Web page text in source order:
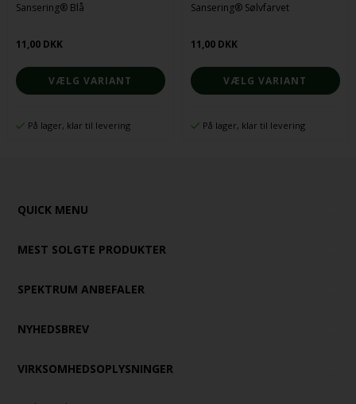
Sansering® Blå
11,00 DKK
VÆLG VARIANT
På lager, klar til levering
Sansering® Sølvfarvet
11,00 DKK
VÆLG VARIANT
På lager, klar til levering
QUICK MENU
MEST SOLGTE PRODUKTER
SPEKTRUM ANBEFALER
NYHEDSBREV
VIRKSOMHEDSOPLYSNINGER